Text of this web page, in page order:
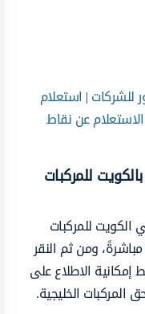
للشركات| استعلام
الاستعلام عن نقاط
للمركبات
الكويت للمركبات
مباشرةً، ومن ثم النقر
إمكانية الاطلاع على
المركبات الخليجية.